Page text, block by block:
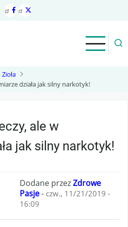
Zioła
działa jak silny narkotyk!
ale w
jak silny narkotyk!
Dodane przezZdrowe
Pasje- czw., 11/21/2019 -
16:09